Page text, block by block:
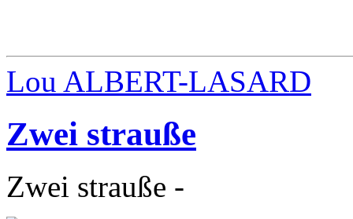
Lou ALBERT-LASARD
Zwei strauße
Zwei strauße -